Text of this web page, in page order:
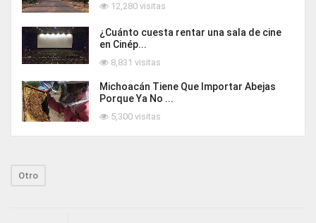
12,280 visitas
¿Cuánto cuesta rentar una sala de cine
en Cinép...
8,831 visitas
Michoacán Tiene Que Importar Abejas
Porque Ya No ...
5,300 visitas
Otro